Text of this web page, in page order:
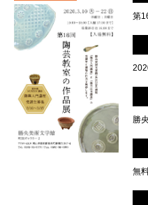
第
勝
無